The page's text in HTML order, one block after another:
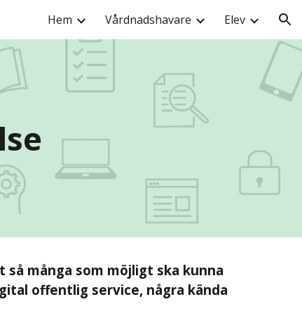
Hem Vårdnadshavare Elev
många som möjligt ska kunna
offentlig service, några kända